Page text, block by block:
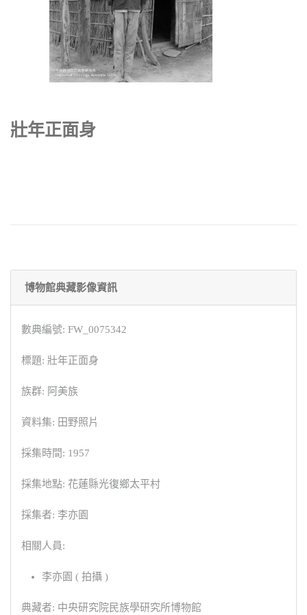
壯年正面身
博物館典藏影像資訊
數典編號: FW_0075342
標題: 壯年正面身
族群: 阿美族
資料集: 田野照片
採集時間: 1957
採集地點: 花蓮縣光復鄉太平村
採集者: 李亦園
相關人員:
李亦園 ( 拍攝 )
典藏者: 中央研究院民族學研究所博物館